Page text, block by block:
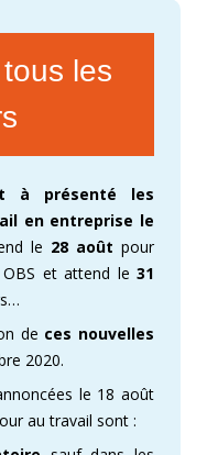
les
à présenté les
en entreprise le
le 28 août pour
OBS et attend le 31
de ces nouvelles
2020.
le 18 août
au travail sont :